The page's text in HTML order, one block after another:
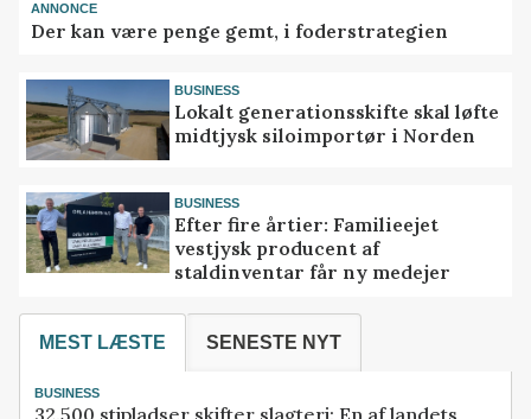
ANNONCE
Der kan være penge gemt, i foderstrategien
BUSINESS
Lokalt generationsskifte skal løfte
midtjysk siloimportør i Norden
BUSINESS
Efter fire årtier: Familieejet
vestjysk producent af
staldinventar får ny medejer
MEST LÆSTE SENESTE NYT
BUSINESS